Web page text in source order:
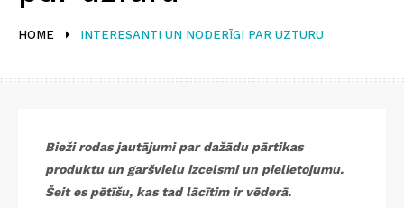
HOME INTERESANTI UN NODERĪGI PAR UZTURU
Bieži rodas jautājumi par dažādu pārtikas
produktu un garšvielu izcelsmi un pielietojumu.
Šeit es pētīšu, kas tad lācītim ir vēderā.